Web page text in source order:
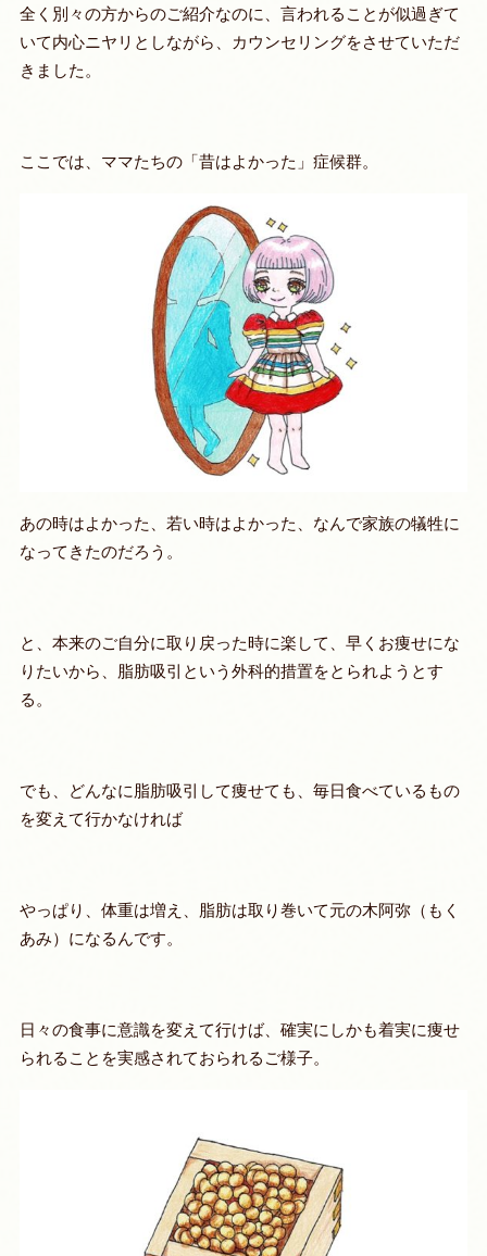
全く別々の方からのご紹介なのに、言われることが似過ぎて
いて内心ニヤリとしながら、カウンセリングをさせていただ
きました。
ここでは、ママたちの「昔はよかった 」症候群。
あの時はよかった、若い時はよかった、なんで家族の犠牲に
なってきたのだろう。
と、本来のご自分に取り戻った時に楽して、早くお痩せにな
りたいから、脂肪吸引という外科的措置をとられようとす
る。
でも、どんなに脂肪吸引して痩せても、毎日食べているもの
を変えて行かなければ
やっぱり、体重は増え、脂肪は取り巻いて元の木阿弥（もく
あみ）になるんです。
日々の食事に意識を変えて行けば、確実にしかも着実に痩せ
られることを実感されておられるご様子。